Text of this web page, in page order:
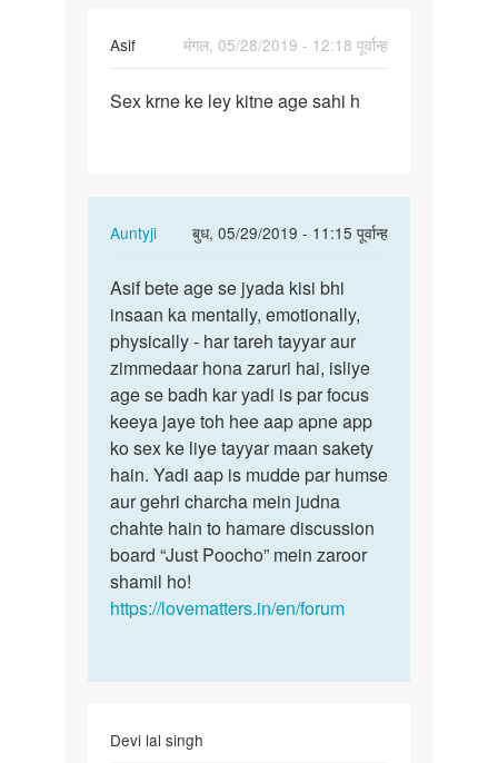
Asif
मंगल, 05/28/2019 - 12:18 पूर्वान्ह
Sex
age…
Sex krne ke ley kitne age sahi h
Auntyji
बुध, 05/29/2019 - 11:15 पूर्वान्ह
In
to
Sex
krne
ke
ley
kitne
age…
by
Asif
Asif
bete
age
se
jyada
kisi…
Asif bete age se jyada kisi bhi
insaan ka mentally, emotionally,
physically - har tareh tayyar aur
zimmedaar hona zaruri hai, isliye
age se badh kar yadi is par focus
keeya jaye toh hee aap apne app
ko sex ke liye tayyar maan sakety
hain. Yadi aap is mudde par humse
aur gehri charcha mein judna
chahte hain to hamare discussion
board “Just Poocho” mein zaroor
shamil ho!
https://lovematters.in/en/forum
Devi lal singh